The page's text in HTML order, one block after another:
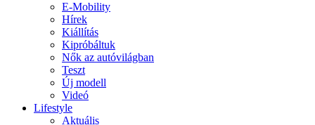
E-Mobility
Hírek
Kiállítás
Kipróbáltuk
Nők az autóvilágban
Teszt
Új modell
Videó
Lifestyle
Aktuális